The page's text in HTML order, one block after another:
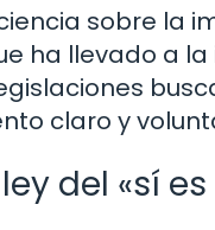
sobre la
ha llevado a
claro y
del «sí